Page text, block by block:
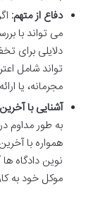
دفاع از متهم:
می تواند با
دلایلی برای
تواند شامل
مجرمانه، یا
آشنایی با
به طور
همواره با
نوین دادگاه
موکل خود به